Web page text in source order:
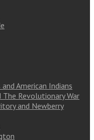
American Indians
Revolutionary War
and Newberry